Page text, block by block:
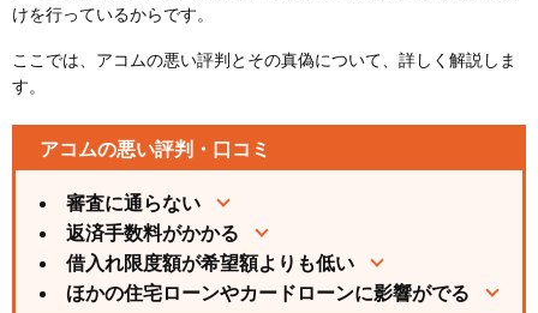
けを行っているからです。
ここでは、アコムの悪い評判とその真偽について、詳しく解説しま
す。
アコムの悪い評判・口コミ
審査に通らない
返済手数料がかかる
借入れ限度額が希望額よりも低い
ほかの住宅ローンやカードローンに影響がでる